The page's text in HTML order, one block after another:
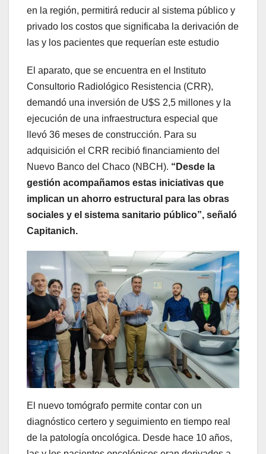
en la región, permitirá reducir al sistema público y
privado los costos que significaba la derivación de
las y los pacientes que requerían este estudio
El aparato, que se encuentra en el Instituto
Consultorio Radiológico Resistencia (CRR),
demandó una inversión de U$S 2,5 millones y la
ejecución de una infraestructura especial que
llevó 36 meses de construcción. Para su
adquisición el CRR recibió financiamiento del
Nuevo Banco del Chaco (NBCH). “Desde la
gestión acompañamos estas iniciativas que
implican un ahorro estructural para las obras
sociales y el sistema sanitario público”, señaló
Capitanich.
El nuevo tomógrafo permite contar con un
diagnóstico certero y seguimiento en tiempo real
de la patología oncológica. Desde hace 10 años,